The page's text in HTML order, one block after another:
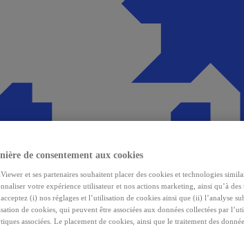
de consentement aux cookies
et ses partenaires souhaitent placer des cookies et technologies
votre expérience utilisateur et nos actions marketing, ainsi qu’à
(i) nos réglages et l’utilisation de cookies ainsi que (ii) l’analyse
de cookies, qui peuvent être associées aux données collectées par
associées. Le placement de cookies, ainsi que le traitement des